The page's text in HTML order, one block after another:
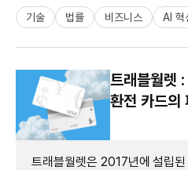
기술 법률 비즈니스 AI 혁
트래블월렛
환전 카드의
트래블월렛은 2017년에 설립